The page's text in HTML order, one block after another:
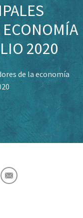
2020
de la economía